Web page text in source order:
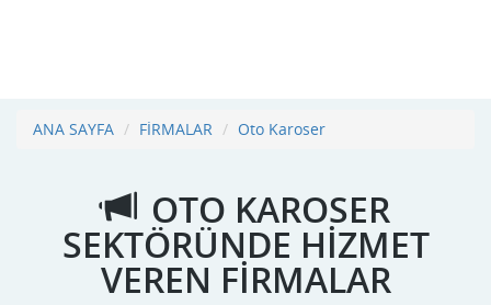
ANA SAYFA FİRMALAR Oto Karoser
OTO KAROSER
SEKTÖRÜNDE HİZMET
VEREN FİRMALAR